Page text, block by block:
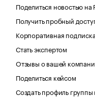
Поделиться новостью на
Получить пробный
Корпоративная
Стать экспертом
Отзывы о вашей
Поделиться кейсом
Создать профиль